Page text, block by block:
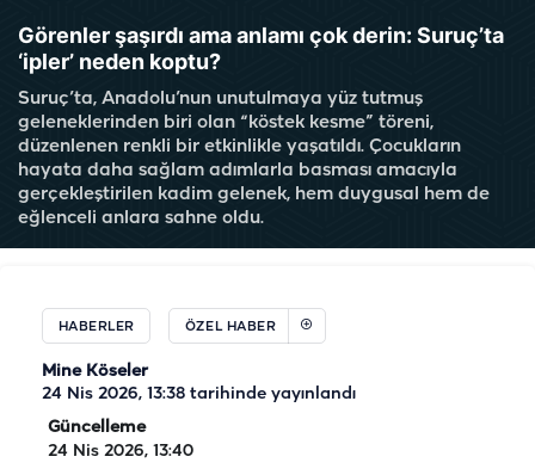
Görenler şaşırdı ama anlamı çok derin: Suruç’ta
‘ipler’ neden koptu?
Suruç’ta, Anadolu’nun unutulmaya yüz tutmuş
geleneklerinden biri olan “köstek kesme” töreni,
düzenlenen renkli bir etkinlikle yaşatıldı. Çocukların
hayata daha sağlam adımlarla basması amacıyla
gerçekleştirilen kadim gelenek, hem duygusal hem de
eğlenceli anlara sahne oldu.
HABERLER ÖZEL HABER
Mine Köseler
24 Nis 2026, 13:38 tarihinde yayınlandı
Güncelleme
24 Nis 2026, 13:40